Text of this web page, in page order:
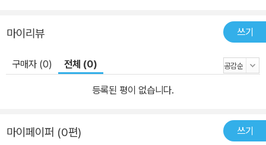
마이리뷰 쓰기
구매자 (0) 전체 (0)
등록된 평이 없습니다.
마이페이퍼 (0편) 쓰기